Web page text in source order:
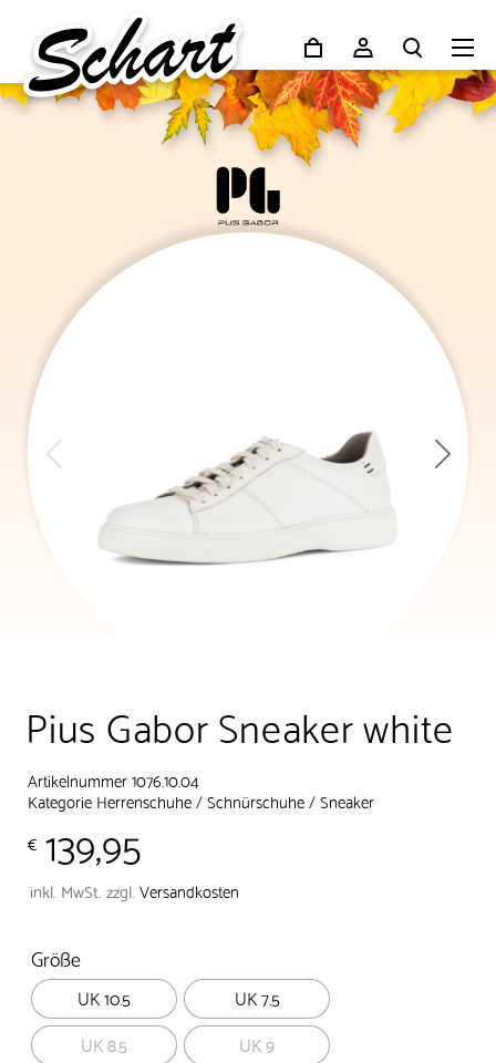
Pius Gabor Sneaker white
Artikelnummer 1076.10.04
KategorieHerrenschuhe/Schnürschuhe/Sneaker
€ 139,95
inkl. MwSt.zzgl.Versandkosten
Größe
UK 10.5
UK 7.5
UK 8.5
UK 9